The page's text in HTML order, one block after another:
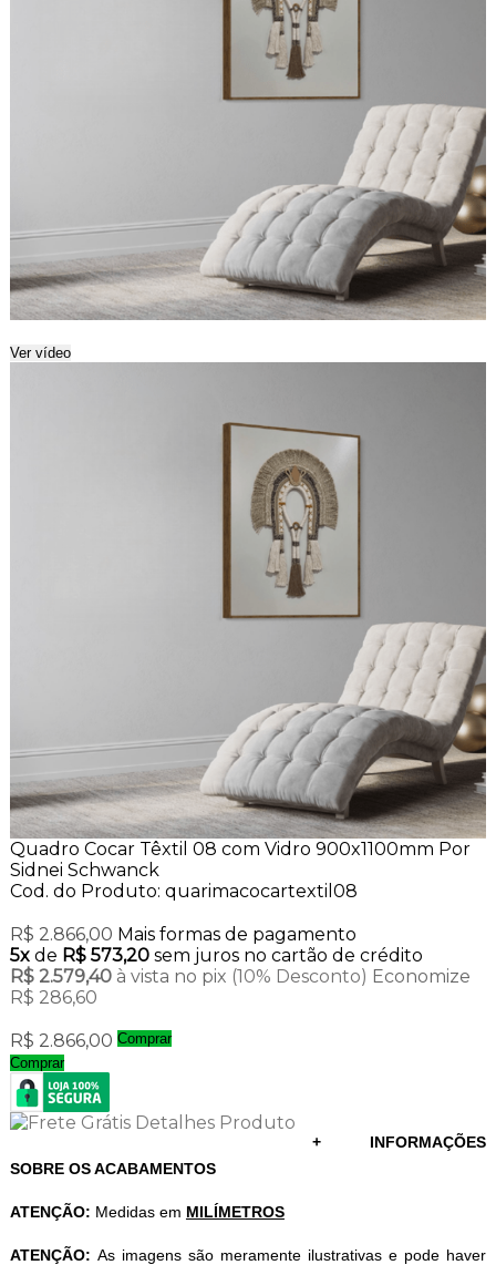
Ver vídeo
Quadro Cocar Têxtil 08 com Vidro 900x1100mm Por
Sidnei Schwanck
Cod. do Produto: quarimacocartextil08
R$ 2.866,00 Mais formas de pagamento
5xde R$ 573,20 sem juros no cartão de crédito
R$ 2.579,40 à vista no pix (10% Desconto) Economize
R$ 286,60
R$ 2.866,00 Comprar
Comprar
+ INFORMAÇÕES
SOBRE OS ACABAMENTOS
ATENÇÃO: Medidas em MILÍMETROS
ATENÇÃO: As imagens são meramente ilustrativas e pode haver